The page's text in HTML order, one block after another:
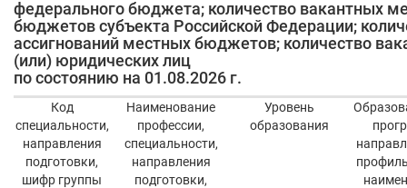
федерального бюджета; количество вакантных
бюджетов субъекта Российской Федерации;
ассигнований местных бюджетов; количество
(или) юридических лиц
по состоянию на 01.08.2026 г.
Код
специальности,
направления
подготовки,
шифр группы
Наименование
профессии,
специальности,
направления
подготовки,
Уровень
образования